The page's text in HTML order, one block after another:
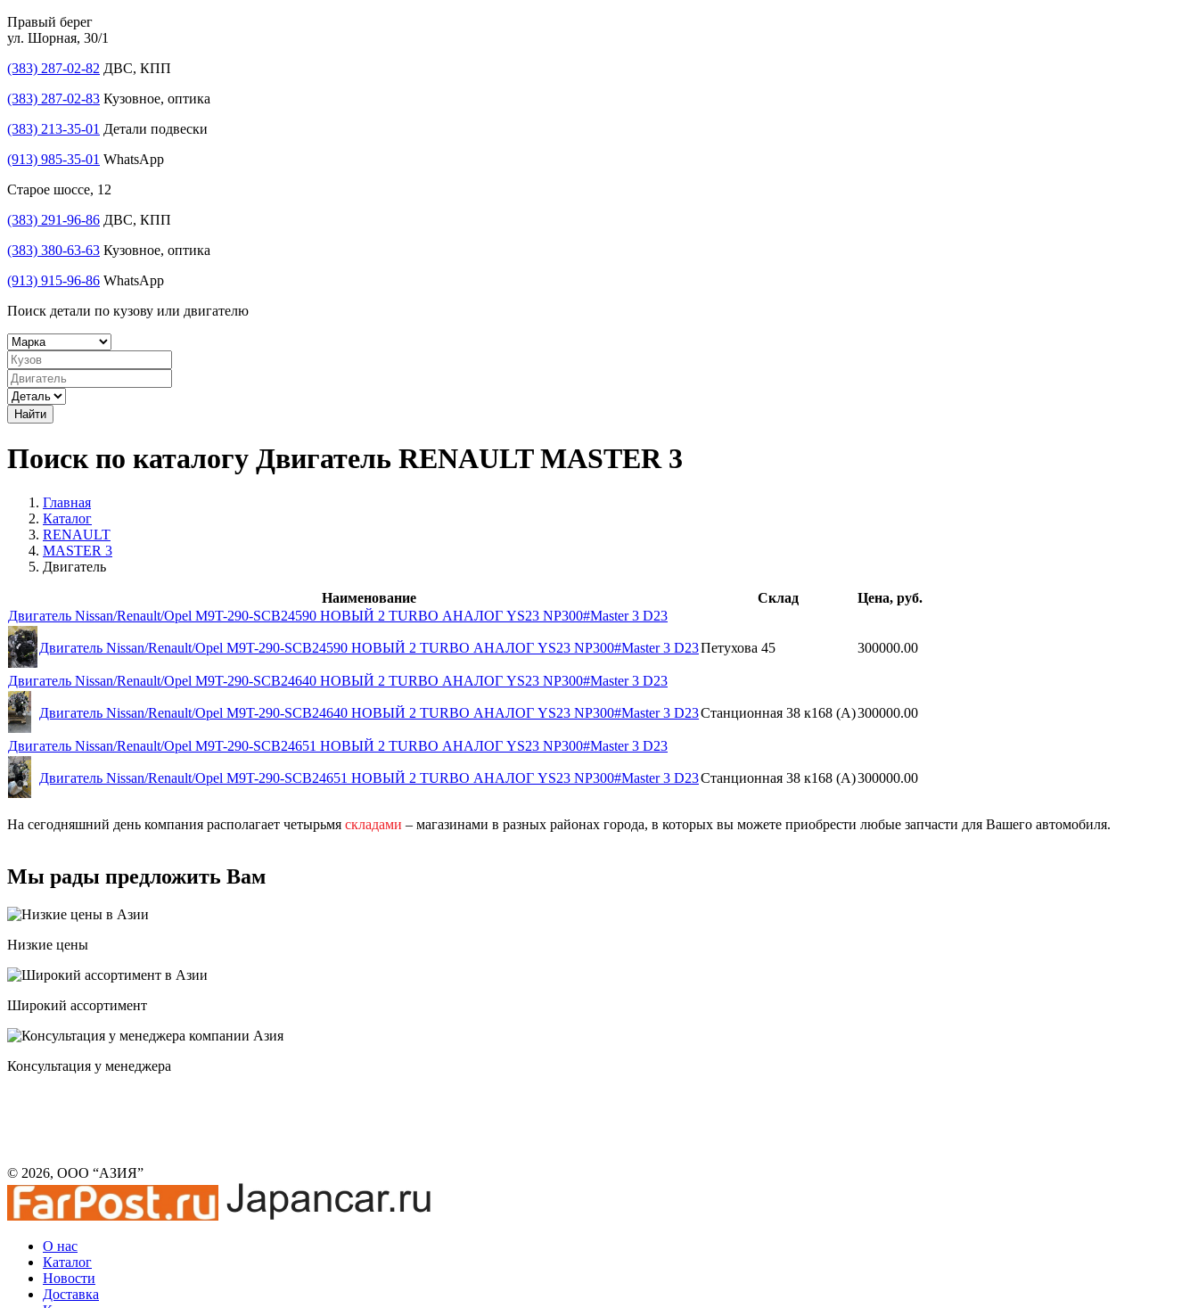
Правый берег
ул. Шорная, 30/1
(383) 287-02-82 ДВС, КПП
(383) 287-02-83 Кузовное, оптика
(383) 213-35-01 Детали подвески
(913) 985-35-01 WhatsApp
Старое шоссе, 12
(383) 291-96-86 ДВС, КПП
(383) 380-63-63 Кузовное, оптика
(913) 915-96-86 WhatsApp
Поиск детали по кузову или двигателю
Найти
Поиск по каталогу Двигатель RENAULT MASTER 3
Главная
Каталог
RENAULT
MASTER 3
Двигатель
Наименование Склад
Цена, руб.
Двигатель Nissan/Renault/Opel M9T-290-SCB24590 НОВЫЙ 2 TURBO АНАЛОГ YS23 NP300#Master 3 D23
Двигатель Nissan/Renault/Opel M9T-290-SCB24590 НОВЫЙ 2 TURBO АНАЛОГ YS23 NP300#Master 3 D23Петухова 45 300000.00
Двигатель Nissan/Renault/Opel M9T-290-SCB24640 НОВЫЙ 2 TURBO АНАЛОГ YS23 NP300#Master 3 D23
Двигатель Nissan/Renault/Opel M9T-290-SCB24640 НОВЫЙ 2 TURBO АНАЛОГ YS23 NP300#Master 3 D23Станционная 38 к168 (A)300000.00
Двигатель Nissan/Renault/Opel M9T-290-SCB24651 НОВЫЙ 2 TURBO АНАЛОГ YS23 NP300#Master 3 D23
Двигатель Nissan/Renault/Opel M9T-290-SCB24651 НОВЫЙ 2 TURBO АНАЛОГ YS23 NP300#Master 3 D23Станционная 38 к168 (A)300000.00
На сегодняшний день компания располагает четырьмя складами – магазинами в разных районах города, в которых вы можете приобрести любые запчасти для Вашего автомобиля.
Мы рады предложить Вам
Низкие цены
Широкий ассортимент
Консультация у менеджера
© 2026, ООО “АЗИЯ”
О нас
Каталог
Новости
Доставка